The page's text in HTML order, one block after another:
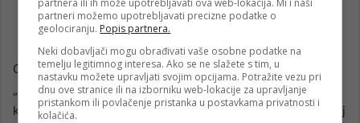
O svojim zatvorskim danima imam Biber pisao je u knjizi
„Allah je sa strpljivim“ gdje je hronološki prikazao golgotu
koju je prošao od hapšenja, preko boravka u logoru Dretelj
partnera ili ih može upotrebljavati ova web-lokacija. Mi i naši
partneri možemo upotrebljavati precizne podatke o
geolociranju. Popis partnera.
Neki dobavljači mogu obrađivati vaše osobne podatke na
temelju legitimnog interesa. Ako se ne slažete s tim, u
nastavku možete upravljati svojim opcijama. Potražite vezu pri
dnu ove stranice ili na izborniku web-lokacije za upravljanje
pristankom ili povlačenje pristanka u postavkama privatnosti i
kolačića.